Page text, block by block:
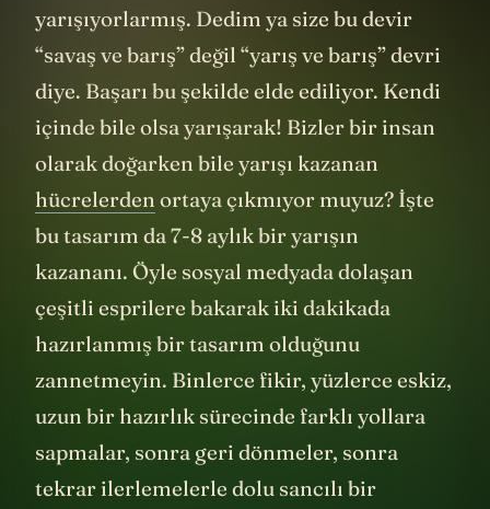
tasarım ekibi kendi içlerinde
yarışıyorlarmış. Dedim ya size bu devir
“savaş ve barış” değil “yarış ve barış” devri
diye. Başarı bu şekilde elde ediliyor. Kendi
içinde bile olsa yarışarak! Bizler bir insan
olarak doğarken bile yarışı kazanan
hücrelerdenortaya çıkmıyor muyuz? İşte
bu tasarım da 7-8 aylık bir yarışın
kazananı. Öyle sosyal medyada dolaşan
çeşitli esprilere bakarak iki dakikada
hazırlanmış bir tasarım olduğunu
zannetmeyin. Binlerce fikir, yüzlerce eskiz,
uzun bir hazırlık sürecinde farklı yollara
sapmalar, sonra geri dönmeler, sonra